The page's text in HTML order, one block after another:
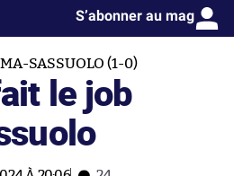
S’abonner au mag
SASSUOLO (1-0)
le job